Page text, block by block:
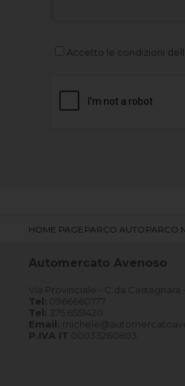
Accetto le condizioni
HOME PAGE PARCO AUTO PARCO
Automercato Avenoso
Via Provinciale - C.da Castagnara
Tel: 0966660777
Tel: 375 6551420
Email:
P.IVA IT 00033260803